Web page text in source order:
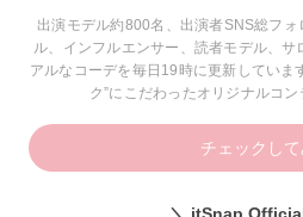
出演モデル約800名、出演者SNS総フ
ル、インフルエンサー、読者モデル、サ
アルなコーデを毎日19時に更新していま
ク”にこだわったオリジナルコン
チェックして